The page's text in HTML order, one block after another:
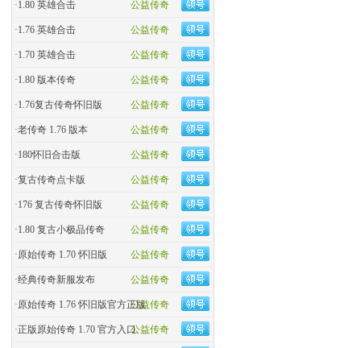
公益传奇
·1.80 英雄合击
公益传奇
·1.76 英雄合击
公益传奇
·1.70 英雄合击
公益传奇
·1.80 版本传奇
公益传奇
·1.76复古传奇怀旧版
公益传奇
·老传奇 1.76 版本
公益传奇
·180怀旧合击版
公益传奇
·复古传奇点卡版
公益传奇
·176 复古传奇怀旧版
公益传奇
·1.80 复古小极品传奇
公益传奇
·原始传奇 1.70 怀旧版
公益传奇
·经典传奇新服发布
公益传奇
·原始传奇 1.76 怀旧版官方正版
公益传奇
·正版原始传奇 1.70 官方入口